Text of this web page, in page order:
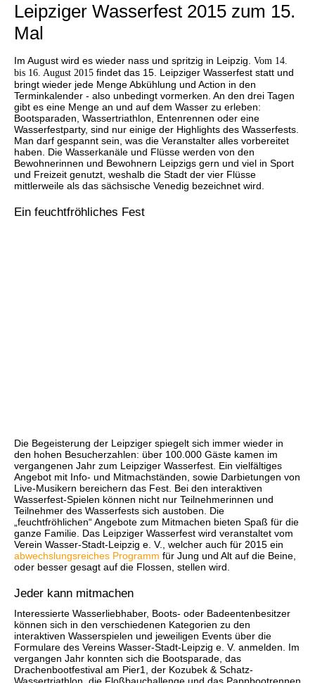
Leipziger Wasserfest 2015 zum 15.
Mal
Im August wird es wieder nass und spritzig in Leipzig. Vom 14.
bis 16. August 2015 findet das 15. Leipziger Wasserfest statt und
bringt wieder jede Menge Abkühlung und Action in den
Terminkalender - also unbedingt vormerken. An den drei Tagen
gibt es eine Menge an und auf dem Wasser zu erleben:
Bootsparaden, Wassertriathlon, Entenrennen oder eine
Wasserfestparty, sind nur einige der Highlights des Wasserfests.
Man darf gespannt sein, was die Veranstalter alles vorbereitet
haben. Die Wasserkanäle und Flüsse werden von den
Bewohnerinnen und Bewohnern Leipzigs gern und viel in Sport
und Freizeit genutzt, weshalb die Stadt der vier Flüsse
mittlerweile als das sächsische Venedig bezeichnet wird.
Ein feuchtfröhliches Fest
Die Begeisterung der Leipziger spiegelt sich immer wieder in
den hohen Besucherzahlen: über 100.000 Gäste kamen im
vergangenen Jahr zum Leipziger Wasserfest. Ein vielfältiges
Angebot mit Info- und Mitmachständen, sowie Darbietungen von
Live-Musikern bereichern das Fest. Bei den interaktiven
Wasserfest-Spielen können nicht nur Teilnehmerinnen und
Teilnehmer des Wasserfests sich austoben. Die
„feuchtfröhlichen“ Angebote zum Mitmachen bieten Spaß für die
ganze Familie. Das Leipziger Wasserfest wird veranstaltet vom
Verein Wasser-Stadt-Leipzig e. V., welcher auch für 2015 ein
abwechslungsreiches Programm für Jung und Alt auf die Beine,
oder besser gesagt auf die Flossen, stellen wird.
Jeder kann mitmachen
Interessierte Wasserliebhaber, Boots- oder Badeentenbesitzer
können sich in den verschiedenen Kategorien zu den
interaktiven Wasserspielen und jeweiligen Events über die
Formulare des Vereins Wasser-Stadt-Leipzig e. V. anmelden. Im
vergangen Jahr konnten sich die Bootsparade, das
Drachenbootfestival am Pier1, der Kozubek & Schatz-